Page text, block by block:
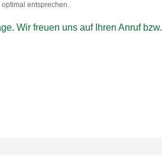
entsprechen.
Wir freuen uns auf Ihren Anruf bzw.